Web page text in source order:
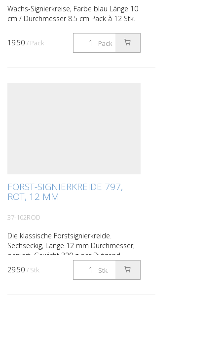
Wachs-Signierkreise, Farbe blau Länge 10
cm / Durchmesser 8.5 cm Pack à 12 Stk.
Pack
19.50 / Pack
FORST-SIGNIERKREIDE 797,
ROT, 12 MM
37-102ROD
Die klassische Forstsignierkreide.
Sechseckig, Länge 12 mm Durchmesser,
papiert. Gewicht 320 g per Dutzend.
Farbe rot.
Stk.
29.50 / Stk.